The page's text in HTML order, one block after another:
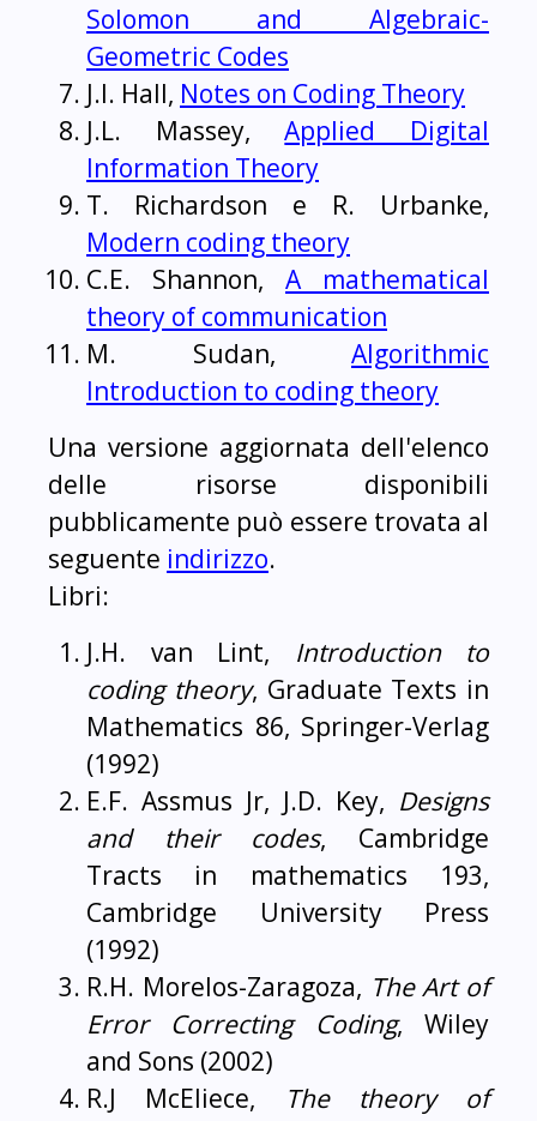
Solomon and Algebraic-
Geometric Codes
J.I. Hall, Notes on Coding Theory
J.L. Massey,Applied Digital
Information Theory
T. Richardson e R. Urbanke,
Modern coding theory
C.E. Shannon, A mathematical
theory of communication
M. Sudan, Algorithmic
Introduction to coding theory
Una versione aggiornata dell'elenco
delle risorse disponibili
pubblicamente può essere trovata al
seguente indirizzo.
Libri:
J.H. van Lint, Introduction to
coding theory, Graduate Texts in
Mathematics 86, Springer-Verlag
(1992)
E.F. Assmus Jr, J.D. Key, Designs
and their codes, Cambridge
Tracts in mathematics 193,
Cambridge University Press
(1992)
R.H. Morelos-Zaragoza, The Art of
Error Correcting Coding, Wiley
and Sons (2002)
R.J McEliece,
The theory of